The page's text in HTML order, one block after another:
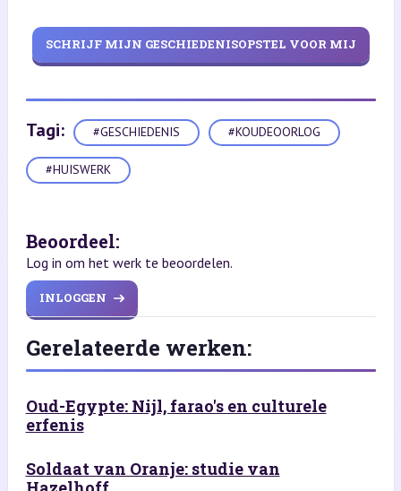
SCHRIJF MIJN GESCHIEDENISOPSTEL VOOR MIJ
Tagi: #GESCHIEDENIS #KOUDEOORLOG
#HUISWERK
Beoordeel:
Log in om het werk te beoordelen.
INLOGGEN
Gerelateerde werken:
Oud-Egypte: Nijl, farao's en culturele
erfenis
Soldaat van Oranje: studie van